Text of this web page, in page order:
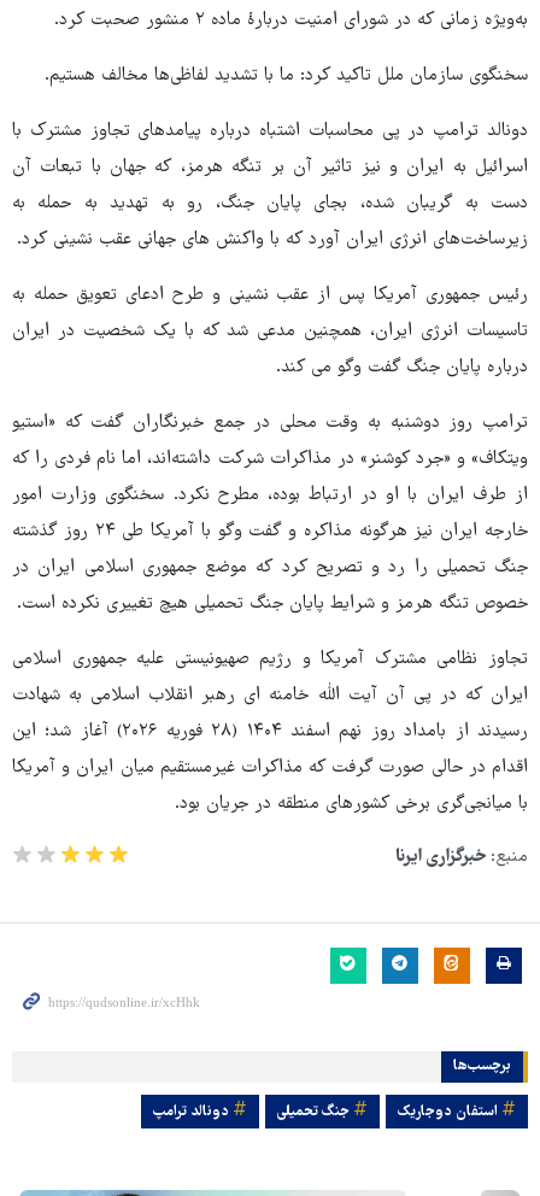
به‌ویژه زمانی که در شورای امنیت دربارهٔ ماده ۲ منشور صحبت کرد.
سخنگوی سازمان ملل تاکید کرد: ما با تشدید لفاظی‌ها مخالف هستیم.
دونالد ترامپ در پی محاسبات اشتباه درباره پیامدهای تجاوز مشترک با
اسرائیل به ایران و نیز تاثیر آن بر تنگه هرمز، که جهان با تبعات آن
دست به گریبان شده، بجای پایان جنگ، رو به تهدید به حمله به
زیرساخت‌های انرژی ایران آورد که با واکنش های جهانی عقب نشینی کرد.
رئیس جمهوری آمریکا پس از عقب نشینی و طرح ادعای تعویق حمله به
تاسیسات انرژی ایران، همچنین مدعی شد که با یک شخصیت در ایران
درباره پایان جنگ گفت وگو می کند.
ترامپ روز دوشنبه به وقت محلی در جمع خبرنگاران گفت که «استیو
ویتکاف» و «جرد کوشنر» در مذاکرات شرکت داشته‌اند، اما نام فردی را که
از طرف ایران با او در ارتباط بوده، مطرح نکرد. سخنگوی وزارت امور
خارجه ایران نیز هرگونه مذاکره و گفت وگو با آمریکا طی ۲۴ روز گذشته
جنگ تحمیلی را رد و تصریح کرد که موضع جمهوری اسلامی ایران در
خصوص تنگه هرمز و شرایط پایان جنگ تحمیلی هیچ تغییری نکرده است.
تجاوز نظامی مشترک آمریکا و رژیم صهیونیستی علیه جمهوری اسلامی
ایران که در پی آن آیت الله خامنه ای رهبر انقلاب اسلامی به شهادت
رسیدند از بامداد روز نهم اسفند ۱۴۰۴ (۲۸ فوریه ۲۰۲۶) آغاز شد؛ این
اقدام در حالی صورت گرفت که مذاکرات غیرمستقیم میان ایران و آمریکا
با میانجی‌گری برخی کشورهای منطقه در جریان بود.
منبع: خبرگزاری ایرنا
برچسب‌ها
استفان دوجاریک جنگ تحمیلی دونالد ترامپ